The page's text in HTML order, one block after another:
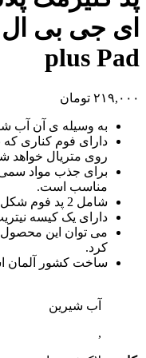
plus Pad
۲۱۹,۰۰۰ تومان
به وسیله ی آن آب
دارای فوم کناری
روی متریال خواهد
برای جذب مواد
مناسب است.
شامل 2 پد فوم شکل است.
دارای یک کیسه
می توان این
کرد.
ساخت کشور آلمان
آب شیرین
,